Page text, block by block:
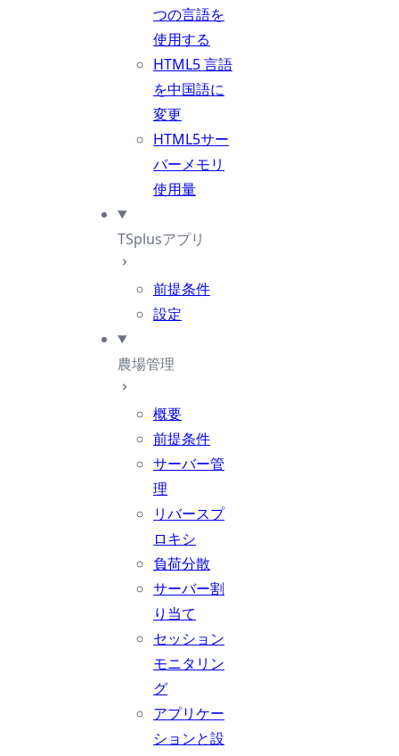
つの言語を
使用する
HTML5 言語
を中国語に
変更
HTML5サー
バーメモリ
使用量
TSplusアプリ
前提条件
設定
農場管理
概要
前提条件
サーバー管
理
リバースプ
ロキシ
負荷分散
サーバー割
り当て
セッション
モニタリン
グ
アプリケー
ションと設